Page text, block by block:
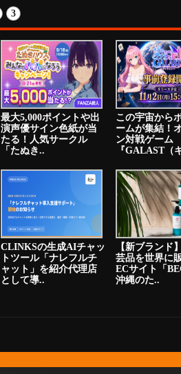
3
最大5,000ポイントや出
演声優サイン色紙が当
たる！人気サークル
「たぬき..
この宇宙から
ームが集結！
ン対戦ゲーム
『GALAST（
CLINKSの生成AIチャッ
トツール「ナレフルチ
ャット」を紹介代理店
として導..
【新ブランド
芸品を世界に
ECサイト「
沖縄のた..